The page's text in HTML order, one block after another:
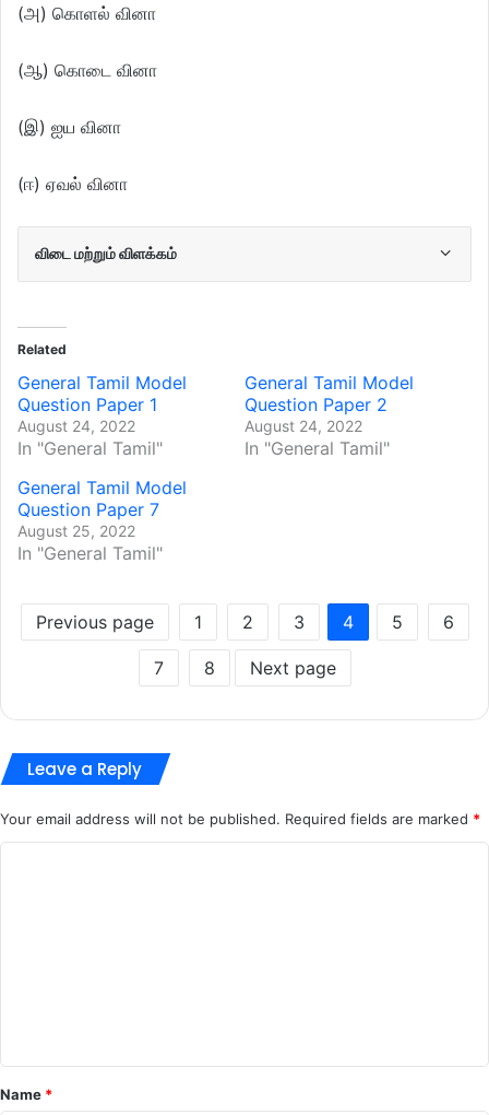
(அ) கொளல் வினா
(ஆ) கொடை வினா
(இ) ஐய வினா
(ஈ) ஏவல் வினா
விடை மற்றும் விளக்கம்
Related
General Tamil Model
Question Paper 1
August 24, 2022
In "General Tamil"
General Tamil Model
Question Paper 2
August 24, 2022
In "General Tamil"
General Tamil Model
Question Paper 7
August 25, 2022
In "General Tamil"
Previous page 1 2 3 4 5 6
7 8 Next page
Leave a Reply
Your email address will not be published. Required fields are marked *
*
Name *